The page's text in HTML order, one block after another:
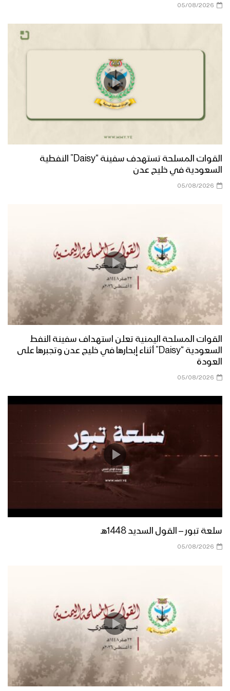
ونعمان”بمحافظة البيضاء
بيان متحدث القوات المسلحة عن المرحلة
الثانية من عملية النصر المبين “تطهير
مديريتي ناطع ونعمان”
نكال من مشاهد عملية النصر المبين لتحرير
#ولا_تهنوا
إيجاز صحفي لمتحدث القوات المسلحة
للكشف عن تفاصيل عملية “النصر المبين”
في محافظة البيضاء ومشاهد موثقة من
العملية
بيان القوات المسلحة عن “عملية النصر
المبين” لتحرير عشرات المواقع في جبهات
البيضاء من العناصر التكفيرية
البيضاء – جولة ميدانية للإعلام الحربي في
مديرية الزاهر عقب استعادتها من العناصر
البيضاء – عملية واسعة لاستعادة مركز
مديرية الزاهر وعشرات المواقع في
البيضاء – صد زحف واستعادة مناطق في
مديريتي الصومعة والزاهر بمحافظة
البيضاء وتكبيد العناصر التكفيرية خسائر
فادحة
البيضاء – مشاهد جديدة لمسار تطهير يكلا
من عناصر القاعدة وداعش
فلاشة (5) من عملية تحرير قيفة من
العناصر التكفيرية – وحدة الإنتاج الفني
الإعلام الحربي 1442هـ
05/08/2026
القوات المسلحة تستهدف سفينة “Daisy” النفطية
السعودية في خليج عدن
05/08/2026
القوات المسلحة اليمنية تعلن استهداف سفينة النفط
السعودية “Daisy” أثناء إبحارها في خليج عدن وتجبرها على
العودة
05/08/2026
سلعة تبور – القول السديد 1448هـ
05/08/2026